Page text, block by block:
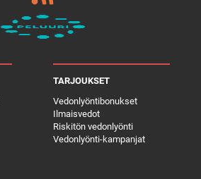
TARJOUKSET
Vedonlyöntibonukset
Ilmaisvedot
Riskitön vedonlyönti
Vedonlyönti-kampanjat